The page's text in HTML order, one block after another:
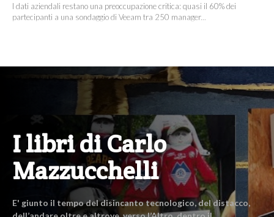
I dati aziendali restano una preoccupazione critica: quasi il 60% dei
partecipanti a una sondaggio di Veeam tra 250 manager...
I libri di Carlo
Mazzucchelli
E' giunto il tempo del disincanto tecnologico, del distacco,